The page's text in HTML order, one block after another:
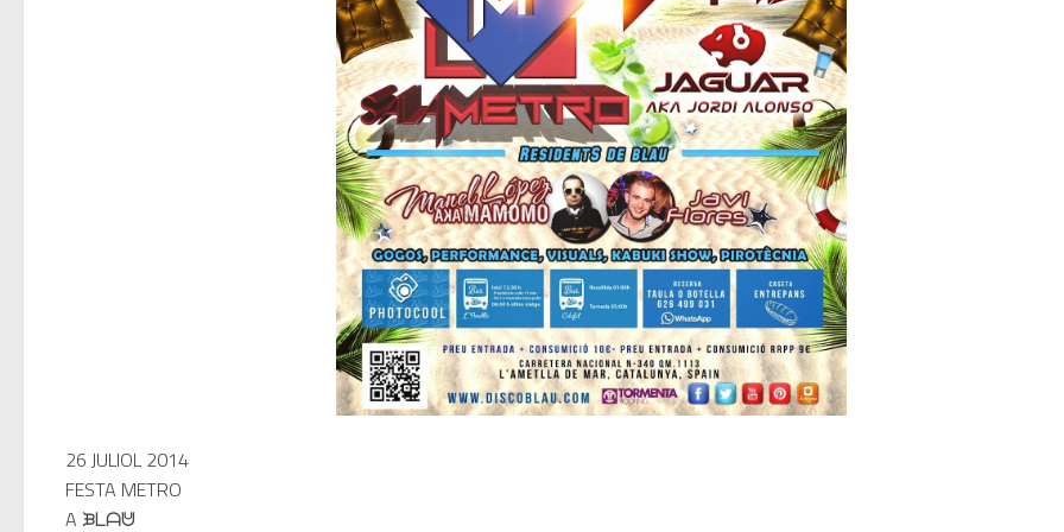
Twisted Tenderness de Electronic: entre guitarras, sintetizadores y dos leyendas
🥊 ¿Michael Jackson golpeó a Tupac? El rumor más explosivo del hip-hop, contado con detalle
 Descubriendo Blender: el futuro de la animación y el diseño 3D... ¡gratis!
Magix Vegas Pro 23 está en camino: ¡confirmado por una fuente muy fiable!
Temporada 2024-2025 de Deejays de Lleida en Lleida TV: Música, recuerdos y comunidad DJ
Mi tercer año poniendo ritmo en la Trobada Empresarial al Pirineu 🎧✨
26 JULIOL 2014
FESTA METRO
A ᙖᒪᗩᕰ